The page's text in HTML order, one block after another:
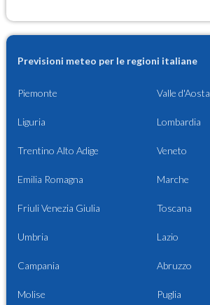
Previsioni meteo per le regioni italiane
Piemonte Valle d'Aosta
Liguria Lombardia
Trentino Alto Adige Veneto
Emilia Romagna Marche
Friuli Venezia Giulia Toscana
Umbria Lazio
Campania Abruzzo
Molise Puglia